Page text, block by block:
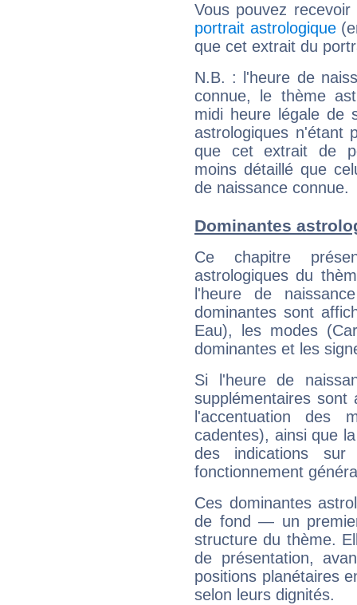
Vous pouvez
portrait astrologique
que cet extrait du
N.B. : l'heure de
connue, le thème
midi heure légale de
astrologiques n'étant
que cet extrait de
moins détaillé que
de naissance connue.
Dominantes
Ce chapitre
astrologiques du
l'heure de
dominantes sont
Eau), les modes
dominantes et les
Si l'heure de
supplémentaires sont
l'accentuation des
cadentes), ainsi que
des indications sur
fonctionnement
Ces dominantes
de fond — un
structure du thème.
de présentation,
positions planétaires
selon leurs dignités.